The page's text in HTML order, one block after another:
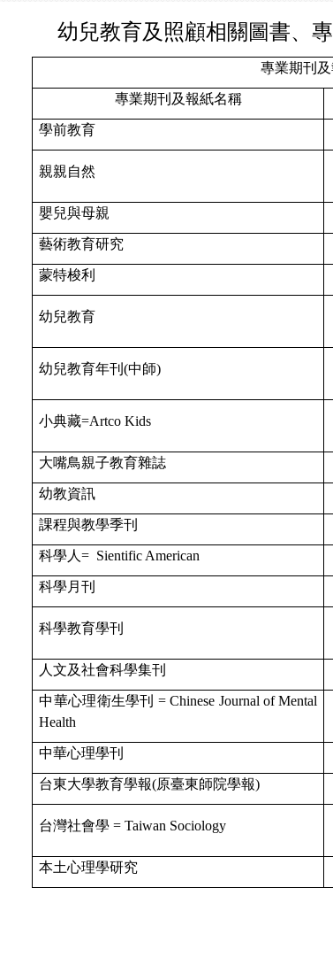
幼兒教育及照顧相關圖書、
專業期刊
專業期刊及報紙名稱
學前教育
親親自然
嬰兒與母親
藝術教育研究
蒙特梭利
幼兒教育
幼兒教育年刊(中師)
小典藏=Artco Kids
大嘴鳥親子教育雜誌
幼教資訊
課程與教學季刊
科學人= Sientific American
科學月刊
科學教育學刊
人文及社會科學集刊
中華心理衛生學刊 = Chinese Journal of Mental
Health
中華心理學刊
台東大學教育學報(原臺東師院學報)
台灣社會學 = Taiwan Sociology
本土心理學研究